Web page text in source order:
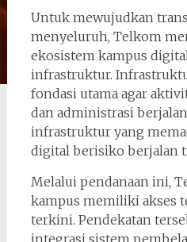
Untuk mewujudkan
menyeluruh, Telkom
ekosistem kampus
infrastruktur.
fondasi utama agar
dan administrasi
infrastruktur yang
digital berisiko berjalan
Melalui pendanaan ini,
kampus memiliki akses
terkini. Pendekatan
integrasi sistem